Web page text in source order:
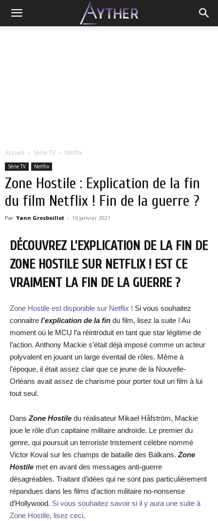
Accueil Série TV Netflix
Série TV Netflix
Zone Hostile : Explication de la fin
du film Netflix ! Fin de la guerre ?
Par Yann Grosboillot - 16 janvier 2021
DÉCOUVREZ L’EXPLICATION DE LA FIN DE
ZONE HOSTILE SUR NETFLIX ! EST CE
VRAIMENT LA FIN DE LA GUERRE ?
Zone Hostile est disponible sur Netflix ! Si vous souhaitez
connaitre l’explication de la fin du film, lisez la suite ! Au
moment où le MCU l’a réintroduit en tant que star légitime de
l’action. Anthony Mackie s’était déjà imposé comme un acteur
polyvalent en jouant un large éventail de rôles. Même à
l’époque, il était assez clair que ce jeune de la Nouvelle-
Orléans avait assez de charisme pour porter tout un film à lui
tout seul.
Dans Zone Hostile du réalisateur Mikael Håfström, Mackie
joue le rôle d’un capitaine militaire androïde. Le premier du
genre, qui poursuit un terroriste tristement célèbre nommé
Victor Koval sur les champs de bataille des Balkans. Zone
Hostile met en avant des messages anti-guerre
désagréables. Traitant d’idées qui ne sont pas particulièrement
répandues dans les films d’action militaire no-nonsense
d’Hollywood. Si vous souhaitez savoir si il y aura une suite à
Zone Hostile, lisez ceci.